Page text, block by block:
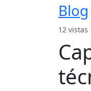
Blog
12 vistas